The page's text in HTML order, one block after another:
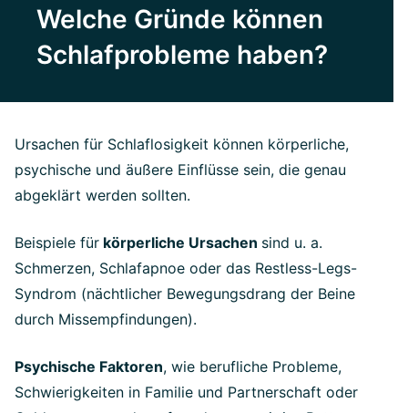
Welche Gründe können
Schlafprobleme haben?
Ursachen für Schlaflosigkeit können körperliche,
psychische und äußere Einflüsse sein, die genau
abgeklärt werden sollten.
Beispiele für körperliche Ursachen sind u. a.
Schmerzen, Schlafapnoe oder das Restless-Legs-
Syndrom (nächtlicher Bewegungsdrang der Beine
durch Missempfindungen).
Psychische Faktoren, wie berufliche Probleme,
Schwierigkeiten in Familie und Partnerschaft oder